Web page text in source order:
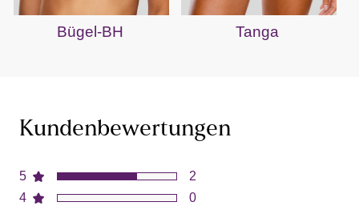
Bügel-BH Tanga
Kundenbewertungen
5
4
2
0